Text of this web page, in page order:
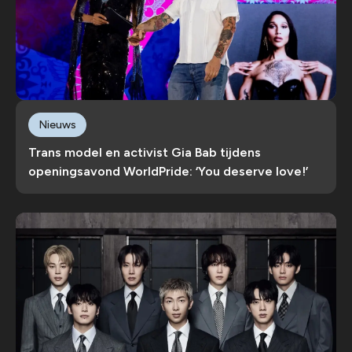
Trans model en activist Gia Bab tijdens
openingsavond WorldPride: ‘You deserve love!’
Nieuws